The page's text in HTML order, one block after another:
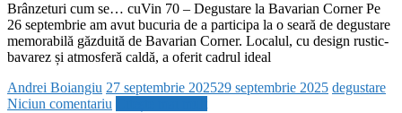
Brânzeturi cum se… cuVin 70 – Degustare la Bavarian Corner Pe
26 septembrie am avut bucuria de a participa la o seară de degustare
memorabilă găzduită de Bavarian Corner. Localul, cu design rustic-
bavarez și atmosferă caldă, a oferit cadrul ideal
Andrei Boiangiu 27 septembrie 202529 septembrie 2025 degustare
Niciun comentariu